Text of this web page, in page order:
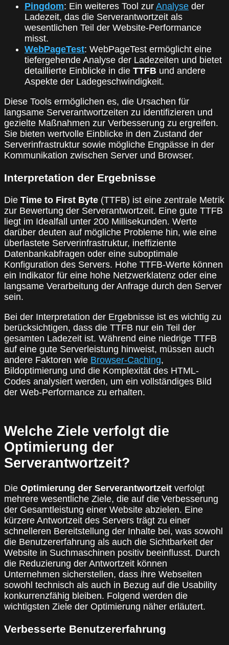
Pingdom: Ein weiteres Tool zur Analyse der
Ladezeit, das die Serverantwortzeit als
wesentlichen Teil der Website-Performance
misst.
WebPageTest: WebPageTest ermöglicht eine
tiefergehende Analyse der Ladezeiten und bietet
detaillierte Einblicke in die TTFB und andere
Aspekte der Ladegeschwindigkeit.
Diese Tools ermöglichen es, die Ursachen für
langsame Serverantwortzeiten zu identifizieren und
gezielte Maßnahmen zur Verbesserung zu ergreifen.
Sie bieten wertvolle Einblicke in den Zustand der
Serverinfrastruktur sowie mögliche Engpässe in der
Kommunikation zwischen Server und Browser.
Interpretation der Ergebnisse
Die Time to First Byte (TTFB) ist eine zentrale Metrik
zur Bewertung der Serverantwortzeit. Eine gute TTFB
liegt im Idealfall unter 200 Millisekunden. Werte
darüber deuten auf mögliche Probleme hin, wie eine
überlastete Serverinfrastruktur, ineffiziente
Datenbankabfragen oder eine suboptimale
Konfiguration des Servers. Hohe TTFB-Werte können
ein Indikator für eine hohe Netzwerklatenz oder eine
langsame Verarbeitung der Anfrage durch den Server
sein.
Bei der Interpretation der Ergebnisse ist es wichtig zu
berücksichtigen, dass die TTFB nur ein Teil der
gesamten Ladezeit ist. Während eine niedrige TTFB
auf eine gute Serverleistung hinweist, müssen auch
andere Faktoren wie Browser-Caching,
Bildoptimierung und die Komplexität des HTML-
Codes analysiert werden, um ein vollständiges Bild
der Web-Performance zu erhalten.
Welche Ziele verfolgt die
Optimierung der
Serverantwortzeit?
Die Optimierung der Serverantwortzeit verfolgt
mehrere wesentliche Ziele, die auf die Verbesserung
der Gesamtleistung einer Website abzielen. Eine
kürzere Antwortzeit des Servers trägt zu einer
schnelleren Bereitstellung der Inhalte bei, was sowohl
die Benutzererfahrung als auch die Sichtbarkeit der
Website in Suchmaschinen positiv beeinflusst. Durch
die Reduzierung der Antwortzeit können
Unternehmen sicherstellen, dass ihre Webseiten
sowohl technisch als auch in Bezug auf die Usability
konkurrenzfähig bleiben. Folgend werden die
wichtigsten Ziele der Optimierung näher erläutert.
Verbesserte Benutzererfahrung